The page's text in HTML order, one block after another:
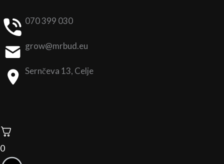
070 399 030
grow@mrbud.eu
Sernčeva 13, Celje
0